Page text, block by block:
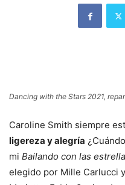
Dancing with the Stars 2021,
Caroline Smith siempre
ligereza y alegría
mi Bailando con las
elegido por Mille Carlucci